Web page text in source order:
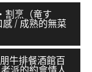
割烹（竜す
感 / 成熟的無菜
牛排餐酒館百
派的約會情人